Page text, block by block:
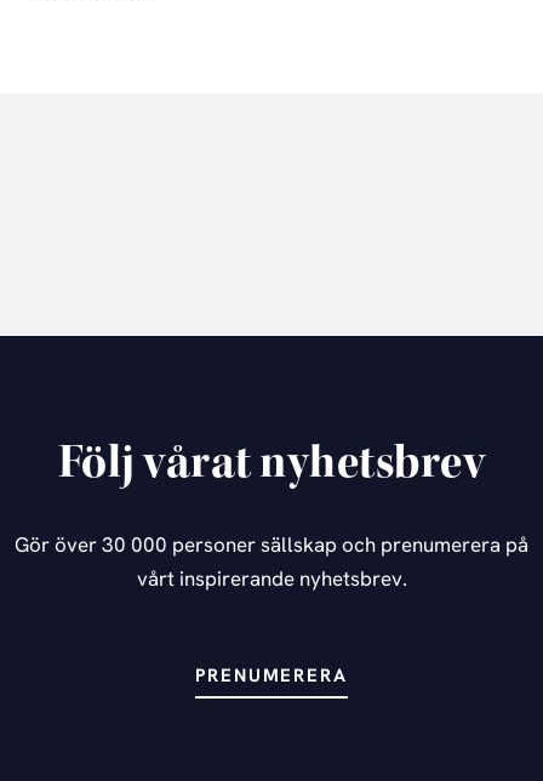
Följ vårat nyhetsbrev
Gör över 30 000 personer sällskap och prenumerera på
vårt inspirerande nyhetsbrev.
PRENUMERERA